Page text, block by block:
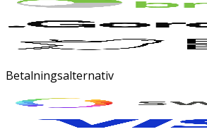
Betalningsalternativ